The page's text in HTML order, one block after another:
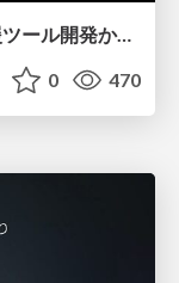
【CEDEC2026】コードレビュー支援ツール開発から学ぶ：LLMを用いた業務システムの実践的な運用設計と誤出力対策
0 470